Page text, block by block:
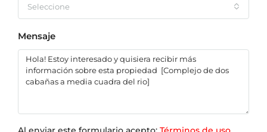
Seleccione
Mensaje